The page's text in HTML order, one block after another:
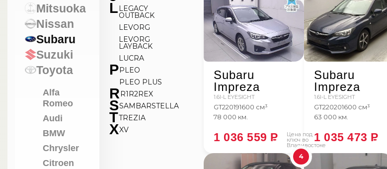
Mitsuoka
Nissan
Subaru
Suzuki
Toyota
Alfa
Romeo
Audi
BMW
Chrysler
Citroen
L LEGACY
OUTBACK
LEVORG
LEVORG
LAYBACK
LUCRA
PPLEO
PLEO PLUS
R R1 R2REX
SSAMBARSTELLA
TTREZIA
XXV
Subaru
Impreza
1.6I-L EYESIGHT
GT220191600 см³
78 000 км.
Цена под
ключ во
Владивостоке
1 036 559 P
Subaru
Impreza
1.6I-L EYESIGHT
GT220201600 см³
63 000 км.
1 035 473 P
4